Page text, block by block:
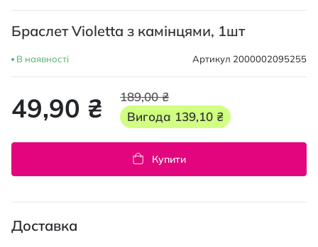
Браслет Violetta з камінцями, 1шт
В наявності Артикул 2000002095255
49,90 ₴
189,00 ₴
Вигода 139,10 ₴
Купити
Доставка